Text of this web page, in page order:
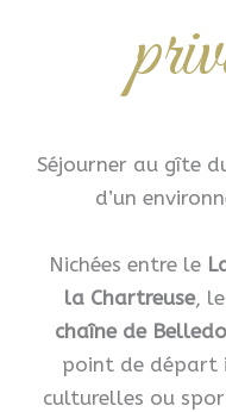
Séjourner au gîte
d’un
Nichées entre le
la Chartreuse, le
chaîne de
point de départ
culturelles ou